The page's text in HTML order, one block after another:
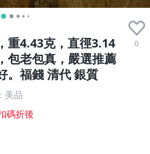
重4.43克，直徑3.14
包老包真，嚴選推薦
。福錢 清代 銀質
0
美品